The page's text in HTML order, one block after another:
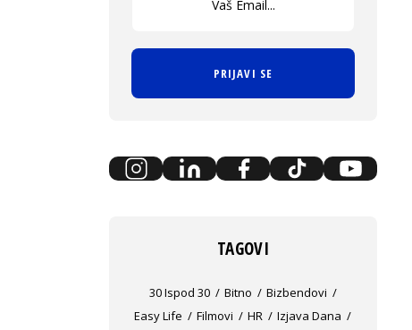
PRIJAVI SE
TAGOVI
30 Ispod 30 Bitno
Bizbendovi
Easy Life
Filmovi HR
Izjava Dana